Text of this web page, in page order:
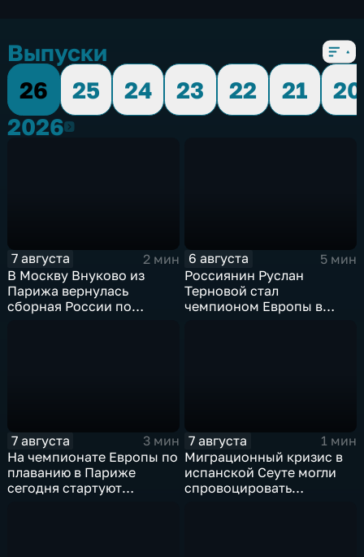
Выпуски
26
25 24 23 22 21
20
20262026
7 августа
2 мин
В Москву Внуково из
Парижа вернулась
сборная России по
6 августа
5 мин
Россиянин Руслан
Терновой стал
чемпионом Европы в
7 августа
3 мин
На чемпионате Европы по
плаванию в Париже
сегодня стартуют
7 августа
1 мин
Миграционный кризис в
испанской Сеуте могли
спровоцировать